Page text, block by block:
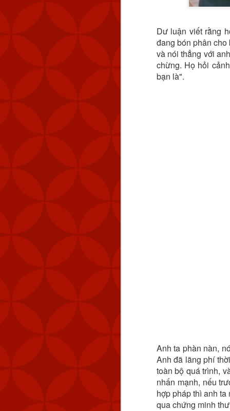
Dư luận viết rằng
đang bón phân
và nói thẳng với
chừng. Họ hỏi
bạn là".
Anh ta phàn nàn,
Anh đã lãng phí
toàn bộ quá trình,
nhấn mạnh, nếu
hợp pháp thì anh
qua chứng minh
MND cũng đã theo
km (83 NM) về phía
Tính đến thời điểm
Quốc. Kể từ tháng 9
lượng máy bay quân
Chiến thuật vùng
ở trạng thái ổn định
HƯỚNG DẪN CÀI
👉 ĐIỀU GÌ TẠO NÊN
👉 HƯỚNG DẪN CHI